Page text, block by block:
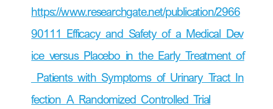
https://www.researchgate.net/publication/2966
90111_Efficacy_and_Safety_of_a_Medical_Dev
ice_versus_Placebo_in_the_Early_Treatment_of
_Patients_with_Symptoms_of_Urinary_Tract_In
fection_A_Randomized_Controlled_Trial